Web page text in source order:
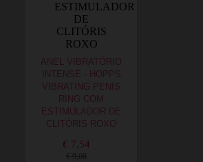
ANEL VIBRATÓRIO
INTENSE - HOPPS
VIBRATING PENIS
RING COM
ESTIMULADOR DE
CLITÓRIS ROXO
€ 7,54
€ 9,08